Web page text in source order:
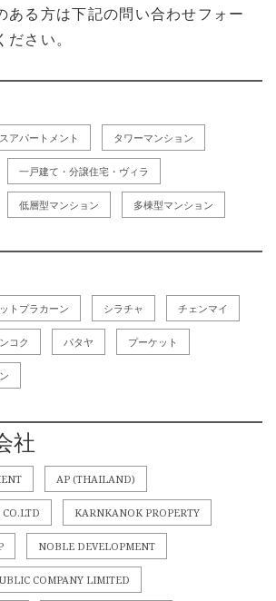
ある方は下記の問い合わせフォー
ださい。
アパートメント タワーマンション
一戸建て・分譲住宅・ヴィラ
低層型マンション 多棟型マンション
トプラカーン シラチャ チェンマイ
コク パタヤ プーケット
社
AP (THAILAND)
KARNKANOK PROPERTY
NOBLE DEVELOPMENT
COMPANY LIMITED